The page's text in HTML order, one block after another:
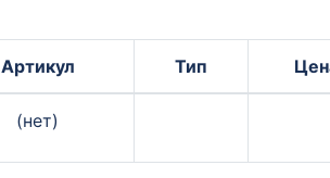
Артикул Тип
(нет)